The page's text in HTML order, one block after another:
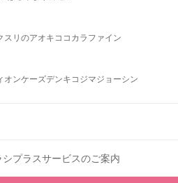
スリのアオキココカラファイン
オンケーズデンキ コジマジョーシン
プラスサービスのご案内